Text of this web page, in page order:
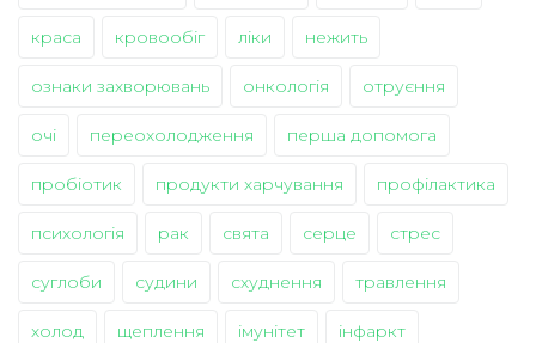
краса кровообіг ліки нежить
ознаки захворювань онкологія отруєння
очі переохолодження перша допомога
пробіотик продукти харчування профілактика
психологія рак свята серце стрес
суглоби судини схуднення травлення
холод щеплення імунітет інфаркт